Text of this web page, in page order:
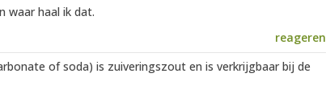
waar haal ik dat.
reageren
of soda) is zuiveringszout en is verkrijgbaar bij de